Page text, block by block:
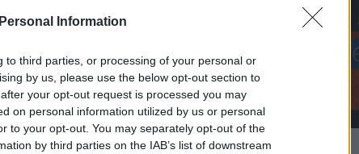
Information
to third parties, or processing of your personal or
by us, please use the below opt-out section to
your opt-out request is processed you may
on personal information utilized by us or personal
to your opt-out. You may separately opt-out of the
by third parties on the IAB’s list of downstream
lehet, hogy